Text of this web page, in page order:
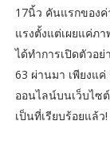
17นิ้ว คันแรกของค่
แรงตั้งแต่เผยแค่ภ
ได้ทำการเปิดตัวอย่
63 ผ่านมา เพียงแ
ออนไลน์บนเว็บไซ
เป็นที่เรียบร้อยแล้ว!